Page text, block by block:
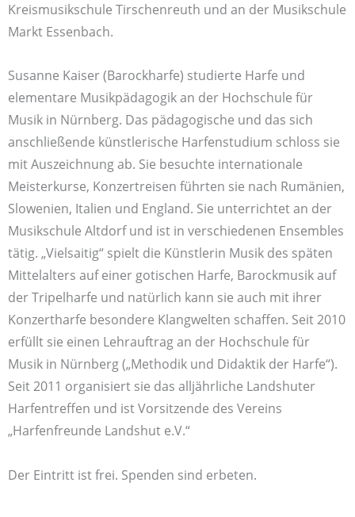
Kreismusikschule Tirschenreuth und an der Musikschule
Markt Essenbach.
Susanne Kaiser (Barockharfe) studierte Harfe und
elementare Musikpädagogik an der Hochschule für
Musik in Nürnberg. Das pädagogische und das sich
anschließende künstlerische Harfenstudium schloss sie
mit Auszeichnung ab. Sie besuchte internationale
Meisterkurse, Konzertreisen führten sie nach Rumänien,
Slowenien, Italien und England. Sie unterrichtet an der
Musikschule Altdorf und ist in verschiedenen Ensembles
tätig. „Vielsaitig“ spielt die Künstlerin Musik des späten
Mittelalters auf einer gotischen Harfe, Barockmusik auf
der Tripelharfe und natürlich kann sie auch mit ihrer
Konzertharfe besondere Klangwelten schaffen. Seit 2010
erfüllt sie einen Lehrauftrag an der Hochschule für
Musik in Nürnberg („Methodik und Didaktik der Harfe“).
Seit 2011 organisiert sie das alljährliche Landshuter
Harfentreffen und ist Vorsitzende des Vereins
„Harfenfreunde Landshut e.V.“
Der Eintritt ist frei. Spenden sind erbeten.